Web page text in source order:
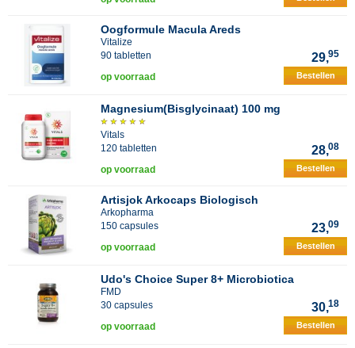
Oogformule Macula Areds
Vitalize
90 tabletten
29,95
op voorraad Bestellen
Magnesium(Bisglycinaat) 100 mg
Vitals
120 tabletten
28,08
op voorraad Bestellen
Artisjok Arkocaps Biologisch
Arkopharma
150 capsules
23,09
op voorraad Bestellen
Udo's Choice Super 8+ Microbiotica
FMD
30 capsules
30,18
op voorraad Bestellen